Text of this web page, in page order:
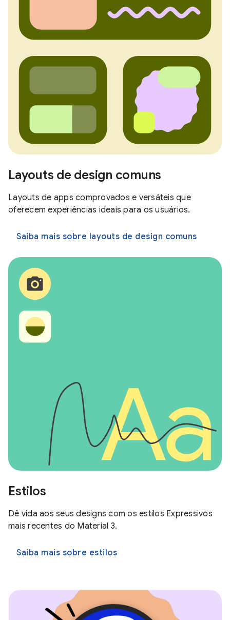
Layouts de design comuns
Layouts de apps comprovados e versáteis que
oferecem experiências ideais para os usuários.
Saiba mais sobre layouts de design comuns
Estilos
Dê vida aos seus designs com os estilos Expressivos
mais recentes do Material 3.
Saiba mais sobre estilos